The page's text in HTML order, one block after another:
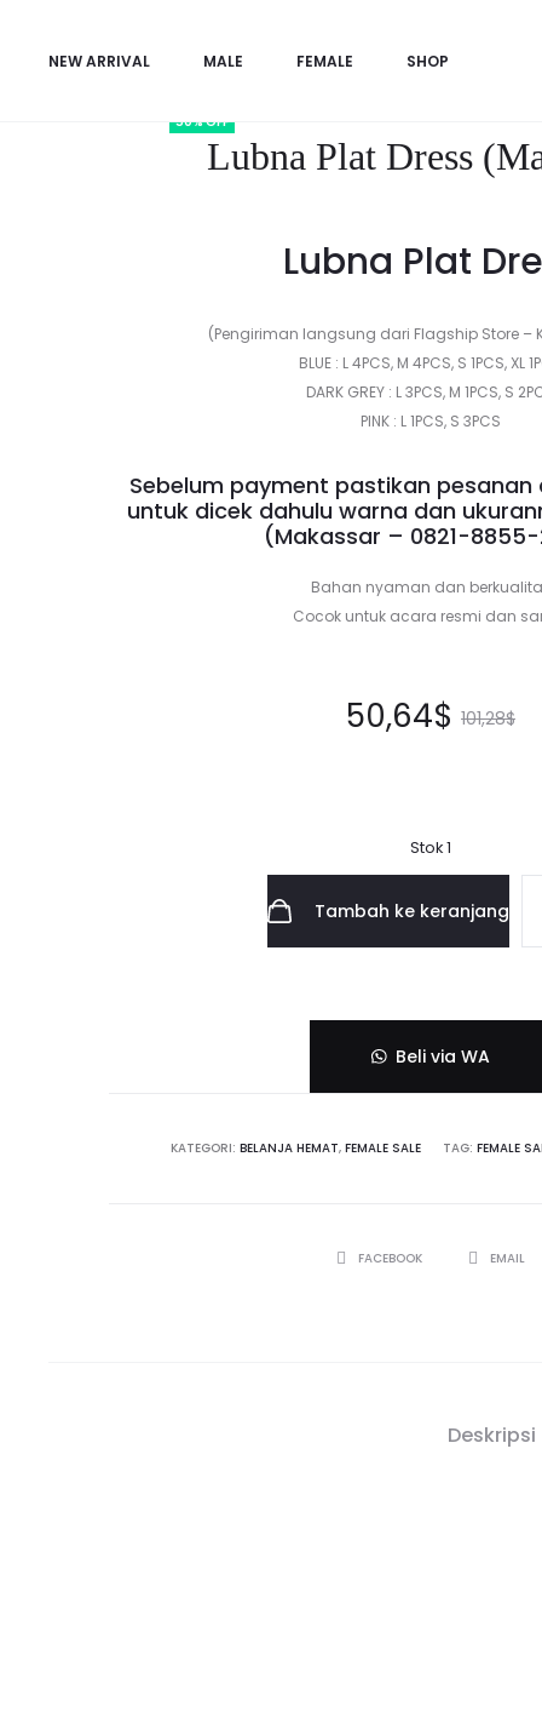
NEW ARRIVAL MALE FEMALE SHOP
50% OFF
Lubna Plat Dress
Lubna Plat
(Pengiriman langsung dari Flagship Store –
BLUE : L 4PCS, M 4PCS, S 1PCS, XL
DARK GREY : L 3PCS, M 1PCS, S
PINK : L 1PCS, S 3PCS
Sebelum payment pastikan pesanan
untuk dicek dahulu warna dan
(Makassar – 0821-8855-
Bahan nyaman dan
Cocok untuk acara resmi dan
101,28$
Harga
adalah:
101,28$.
50,64$
adalah:
Stok 1
Tambah ke keranjang
Beli via WA
KATEGORI: BELANJA HEMAT, FEMALE SALE TAG: FEMALE
SHAREFACEBOOK EMAIL
Deskripsi
101,28$. adalah: